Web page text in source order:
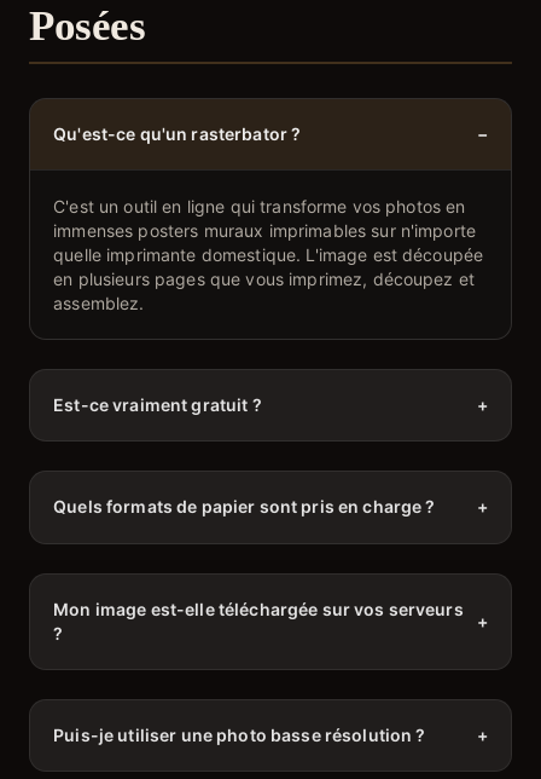
Posées
Qu'est-ce qu'un rasterbator ? −
C'est un outil en ligne qui transforme vos photos en
immenses posters muraux imprimables sur n'importe
quelle imprimante domestique. L'image est découpée
en plusieurs pages que vous imprimez, découpez et
assemblez.
Est-ce vraiment gratuit ? +
Quels formats de papier sont pris en charge ? +
Mon image est-elle téléchargée sur vos serveurs
?
+
Puis-je utiliser une photo basse résolution ? +